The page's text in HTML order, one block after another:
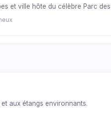
et ville hôte du célèbre Parc des
aux étangs environnants.